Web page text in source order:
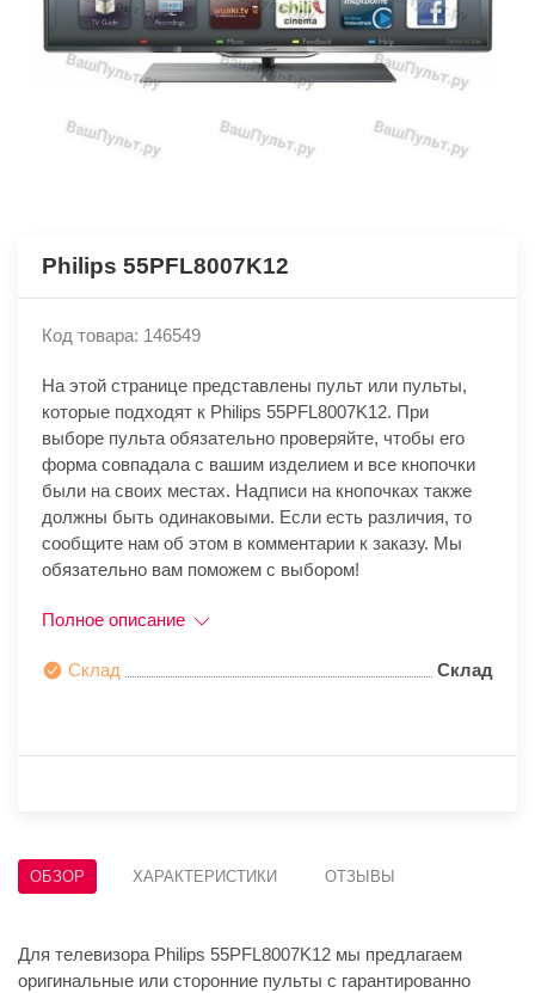
Philips 55PFL8007K12
Код товара: 146549
На этой странице представлены пульт или пульты,
которые подходят к Philips 55PFL8007K12. При
выборе пульта обязательно проверяйте, чтобы его
форма совпадала с вашим изделием и все кнопочки
были на своих местах. Надписи на кнопочках также
должны быть одинаковыми. Если есть различия, то
сообщите нам об этом в комментарии к заказу. Мы
обязательно вам поможем с выбором!
Полное описание
Склад Склад
ОБЗОР ХАРАКТЕРИСТИКИ ОТЗЫВЫ
Для телевизора Philips 55PFL8007K12 мы предлагаем
оригинальные или сторонние пульты с гарантированно